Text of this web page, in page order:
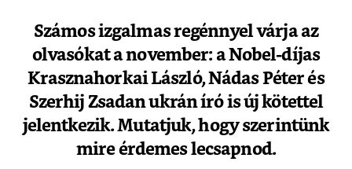
Számos izgalmas regénnyel várja az
olvasókat a november: a Nobel-díjas
Krasznahorkai László, Nádas Péter és
Szerhij Zsadan ukrán író is új kötettel
jelentkezik. Mutatjuk, hogy szerintünk
mire érdemes lecsapnod.